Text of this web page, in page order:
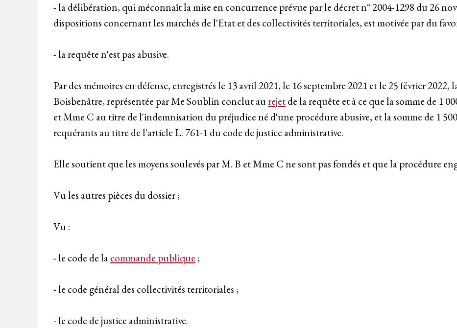
- la délibération, qui méconnaît la mise en concurrence prévue par le décret n° 2004-1298 du 26
dispositions concernant les marchés de l'Etat et des collectivités territoriales, est motivée par du
- la requête n'est pas abusive.
Par des mémoires en défense, enregistrés le 13 avril 2021, le 16 septembre 2021 et le 25 février
Boisbenâtre, représentée par Me Soublin conclut aurejetde la requête et à ce que la somme de 1
et Mme C au titre de l'indemnisation du préjudice né d'une procédure abusive, et la somme de 1 500
requérants au titre de l'article L. 761-1 du code de justice administrative.
Elle soutient que les moyens soulevés par M. B et Mme C ne sont pas fondés et que la procédure
Vu les autres pièces du dossier ;
Vu :
- le code de lacommande publique ;
- le code général des collectivités territoriales ;
- le code de justice administrative.